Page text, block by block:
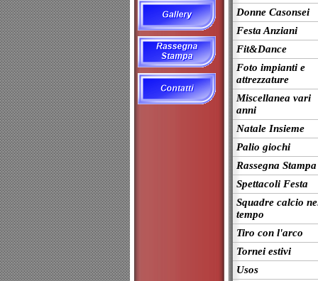
Donne Casonsei
Festa Anziani
Fit&Dance
Foto impianti e
attrezzature
Miscellanea vari
anni
Natale Insieme
Palio giochi
Rassegna Stampa
Spettacoli Festa
Squadre calcio
tempo
Tiro con l'arco
Tornei estivi
Usos